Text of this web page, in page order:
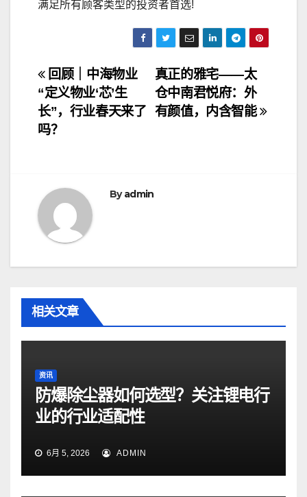
满足所有顾客类型的投资者首选!
文
章
导
真正的雅宅——太
仓中南君悦府：外
有颜值，内含智能
回顾｜中海物业
“定义物业‘芯’生
长”，行业春天来了
吗？
Byadmin
相关文章
资讯
防爆除尘器如何选型？关注锂电行
业的行业适配性
6月 5, 2026 ADMIN